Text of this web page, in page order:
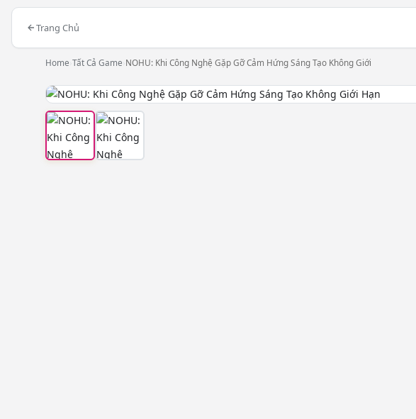
Trang Chủ
Home Tất Cả Game NOHU: Khi Công Nghệ Gặp Gỡ Cảm Hứng Sáng Tạo Không Giới